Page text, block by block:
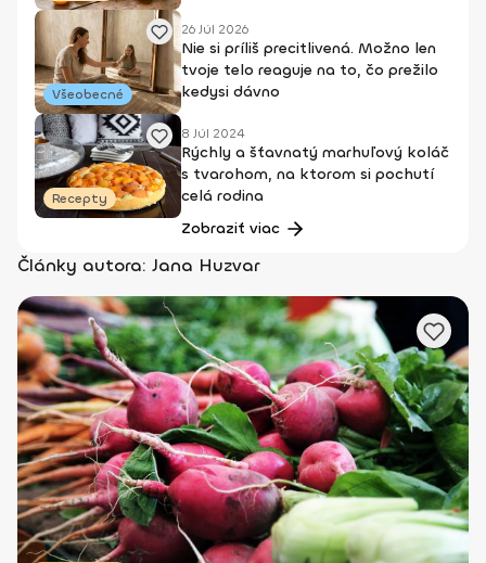
Všeobecné
26 Júl 2026
Nie si príliš precitlivená. Možno len
tvoje telo reaguje na to, čo prežilo
kedysi dávno
Recepty
8 Júl 2024
Rýchly a šťavnatý marhuľový koláč
s tvarohom, na ktorom si pochutí
celá rodina
Zobraziť viac
Články autora: Jana Huzvar